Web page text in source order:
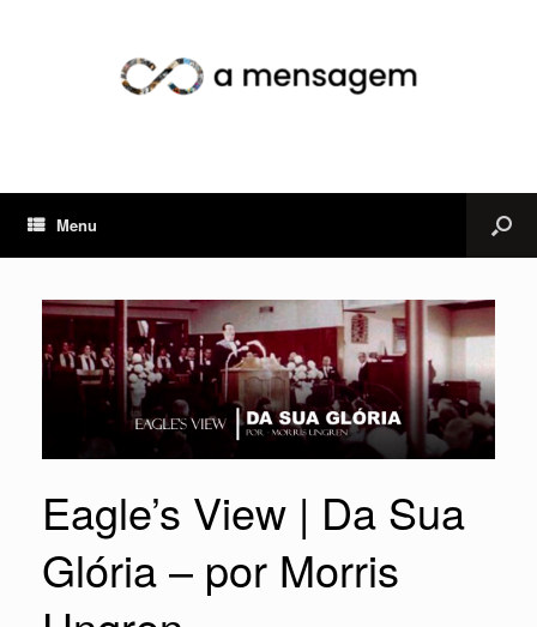
Menu
Eagle’s View | Da Sua
Glória – por Morris